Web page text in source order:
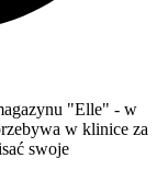
"Elle" - w
w klinice za
swoje